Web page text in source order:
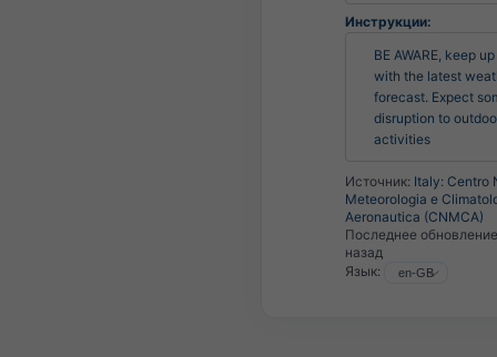
Инструкции:
BE AWARE, keep
with the latest
forecast. Expect
disruption to
activities
Источник: Italy: Centro
Meteorologia e
Aeronautica (CNMCA)
Последнее
назад
Язык: